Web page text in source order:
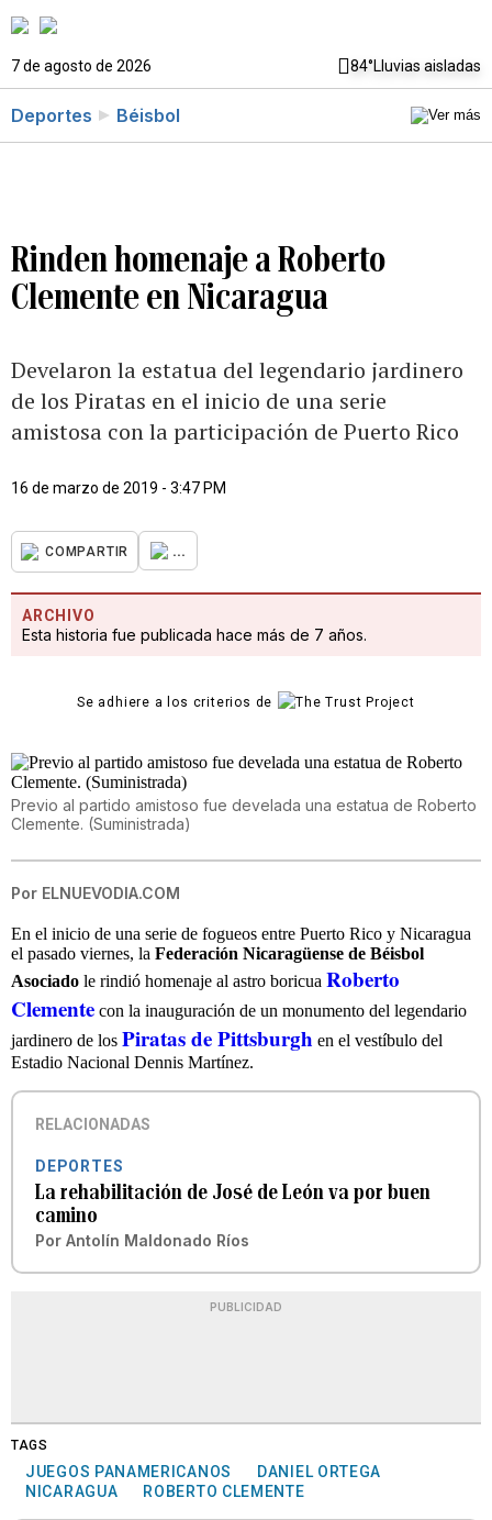
7 de agosto de 2026 84°Lluvias aisladas
Deportes Béisbol
Rinden homenaje a Roberto
Clemente en Nicaragua
Develaron la estatua del legendario jardinero
de los Piratas en el inicio de una serie
amistosa con la participación de Puerto Rico
16 de marzo de 2019 - 3:47 PM
COMPARTIR ...
ARCHIVO
Esta historia fue publicada hace más de 7 años.
Se adhiere a los criterios de
Previo al partido amistoso fue develada una estatua de Roberto
Clemente. (Suministrada)
Por ELNUEVODIA.COM
En el inicio de una serie de fogueos entre Puerto Rico y Nicaragua
el pasado viernes, la Federación Nicaragüense de Béisbol
Asociado le rindió homenaje al astro boricua Roberto
Clemente con la inauguración de un monumento del legendario
jardinero de los Piratas de Pittsburgh en el vestíbulo del
Estadio Nacional Dennis Martínez.
RELACIONADAS
DEPORTES
La rehabilitación de José de León va por buen
camino
Por Antolín Maldonado Ríos
PUBLICIDAD
TAGS
JUEGOS PANAMERICANOS
DANIEL ORTEGA
NICARAGUA
ROBERTO CLEMENTE